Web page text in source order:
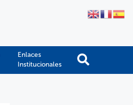
Enlaces
Institucionales